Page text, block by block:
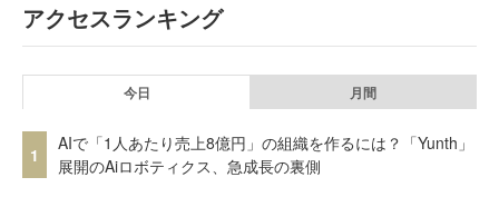
アクセスランキング
今日 月間
1
AIで「1人あたり売上8億円」の組織を作るには？「Yunth」
展開のAiロボティクス、急成長の裏側